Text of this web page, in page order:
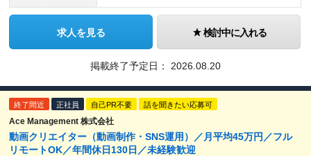
求人を見る 検討中に入れる
掲載終了予定日： 2026.08.20
終了間近 正社員 自己PR不要 話を聞きたい応募可
Ace Management 株式会社
動画クリエイター（動画制作・SNS運用）／月平均45万円／フル
リモートOK／年間休日130日／未経験歓迎